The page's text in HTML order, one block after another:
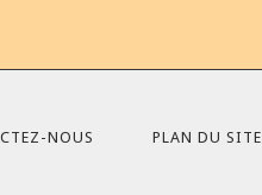
NOUS PLAN DU SITE